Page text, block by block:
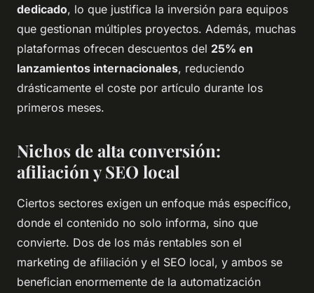
dedicado, lo que justifica la inversión para equipos
que gestionan múltiples proyectos. Además, muchas
plataformas ofrecen descuentos del 25% en
lanzamientos internacionales, reduciendo
drásticamente el coste por artículo durante los
primeros meses.
Nichos de alta conversión:
afiliación y SEO local
Ciertos sectores exigen un enfoque más específico,
donde el contenido no solo informa, sino que
convierte. Dos de los más rentables son el
marketing de afiliación y el SEO local, y ambos se
benefician enormemente de la automatización